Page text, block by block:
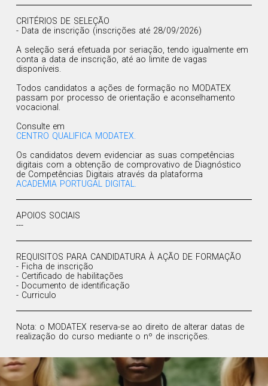
CRITÉRIOS DE SELEÇÃO
- Data de inscrição (inscrições até 28/09/2026)
A seleção será efetuada por seriação, tendo igualmente em
conta a data de inscrição, até ao limite de vagas
disponíveis.
Todos candidatos a ações de formação no MODATEX
passam por processo de orientação e aconselhamento
vocacional.
Consulte em
CENTRO QUALIFICA MODATEX.
Os candidatos devem evidenciar as suas competências
digitais com a obtenção de comprovativo de Diagnóstico
de Competências Digitais através da plataforma
ACADEMIA PORTUGAL DIGITAL.
APOIOS SOCIAIS
---
REQUISITOS PARA CANDIDATURA À AÇÃO DE FORMAÇÃO
- Ficha de inscrição
- Certificado de habilitações
- Documento de identificação
- Curriculo
Nota: o MODATEX reserva-se ao direito de alterar datas de
realização do curso mediante o nº de inscrições.